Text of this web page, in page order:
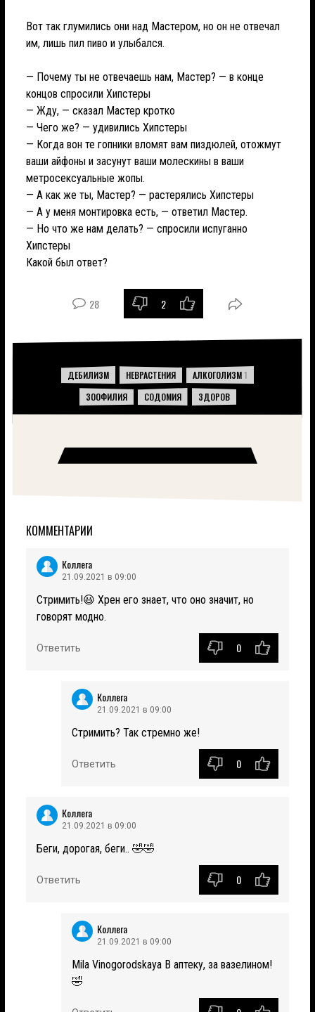
Вот так глумились они над Мастером, но он не отвечал
им, лишь пил пиво и улыбался.
— Почему ты не отвечаешь нам, Мастер? — в конце
концов спросили Хипстеры
— Жду, — сказал Мастер кротко
— Чего же? — удивились Хипстеры
— Когда вон те гопники вломят вам пиздюлей, отожмут
ваши айфоны и засунут ваши молескины в ваши
метросексуальные жопы.
— А как же ты, Мастер? — растерялись Хипстеры
— А у меня монтировка есть, — ответил Мастер.
— Но что же нам делать? — спросили испуганно
Хипстеры
Какой был ответ?
28 - 2 +
ДЕБИЛИЗМ НЕВРАСТЕНИЯ АЛКОГОЛИЗМ1
ЗООФИЛИЯ
СОДОМИЯ ЗДОРОВ
КОММЕНТАРИИ
Коллега
21.09.2021 в 09:00
Стримить!😃 Хрен его знает, что оно значит, но
говорят модно.
Ответить 0
Коллега
21.09.2021 в 09:00
Стримить? Так стремно же!
Ответить 0
Коллега
21.09.2021 в 09:00
Беги, дорогая, беги.. 🤣🤣
Ответить 0
Коллега
21.09.2021 в 09:00
Mila Vinogorodskaya В аптеку, за вазелином!
🤣